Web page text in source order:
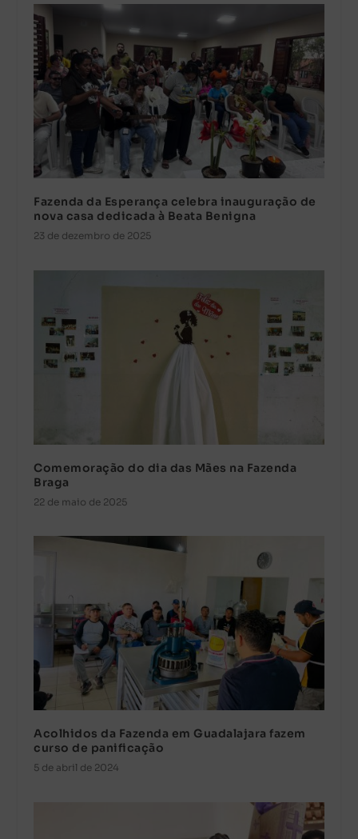
Fazenda da Esperança celebra inauguração de
nova casa dedicada à Beata Benigna
23 de dezembro de 2025
Comemoração do dia das Mães na Fazenda
Braga
22 de maio de 2025
Acolhidos da Fazenda em Guadalajara fazem
curso de panificação
5 de abril de 2024